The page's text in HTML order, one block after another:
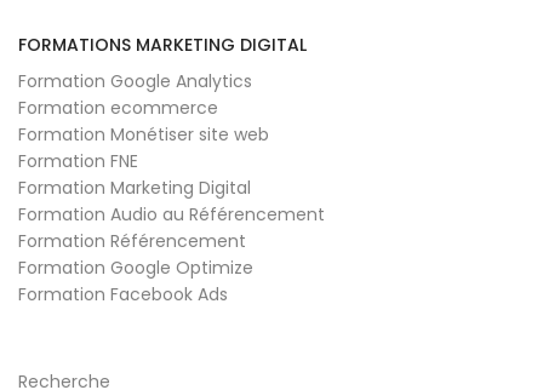
FORMATIONS MARKETING DIGITAL
Formation Google Analytics
Formation ecommerce
Formation Monétiser site web
Formation FNE
Formation Marketing Digital
Formation Audio au Référencement
Formation Référencement
Formation Google Optimize
Formation Facebook Ads
Recherche